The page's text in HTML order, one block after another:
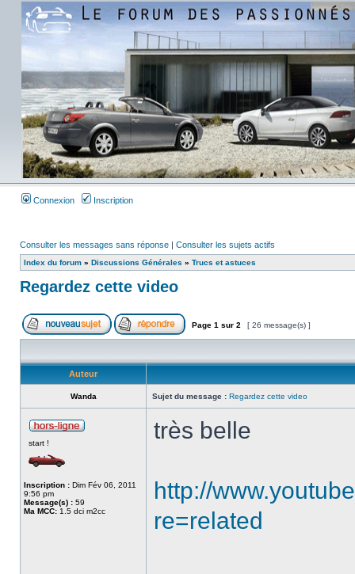
Connexion Inscription
Consulter les messages sans réponse | Consulter les sujets actifs
Index du forum » Discussions Générales » Trucs et astuces
Regardez cette video
Page 1 sur 2 [ 26 message(s) ]
Auteur
Wanda Sujet du message : Regardez cette video
start !
Inscription : Dim Fév 06, 2011
9:56 pm
Message(s) : 59
Ma MCC: 1.5 dci m2cc
très belle
http://
re=related